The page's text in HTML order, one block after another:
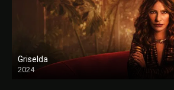
Griselda
2024